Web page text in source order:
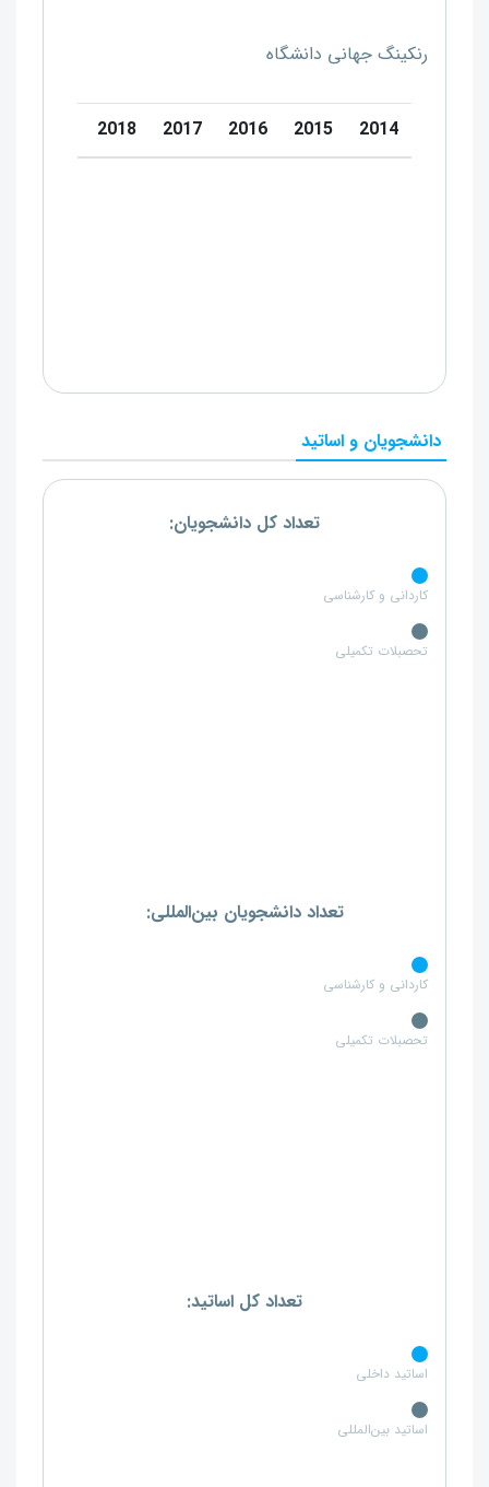
رنکینگ جهانی دانشگاه
2014
2015
2016
2017
2018
دانشجویان و اساتید
تعداد کل دانشجویان:
کاردانی و کارشناسی
تحصبلات تکمیلی
تعداد دانشجویان بین‌المللی:
کاردانی و کارشناسی
تحصبلات تکمیلی
تعداد کل اساتید:
اساتید داخلی
اساتید بین‌المللی